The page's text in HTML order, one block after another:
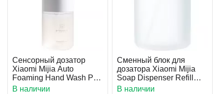
Сенсорный дозатор
Xiaomi Mijia Auto
Foaming Hand Wash Pro
(MJXSJ04XW)
В наличии
Сменный блок для
дозатора Xiaomi Mijia
Soap Dispenser Refill
White
В наличии